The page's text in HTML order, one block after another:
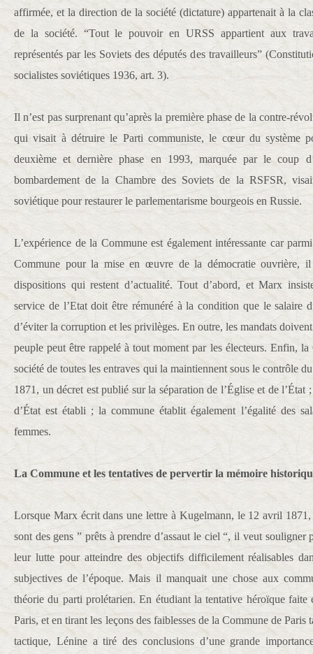
affirmée, et la direction de la société (dictature) appartenait à la
de la société. “Tout le pouvoir en URSS appartient aux
représentés par les Soviets des députés des travailleurs”
socialistes soviétiques 1936, art. 3).
Il n’est pas surprenant qu’après la première phase de la contre-
qui visait à détruire le Parti communiste, le cœur du système
deuxième et dernière phase en 1993, marquée par le coup
bombardement de la Chambre des Soviets de la RSFSR,
soviétique pour restaurer le parlementarisme bourgeois en Russie.
L’expérience de la Commune est également intéressante car
Commune pour la mise en œuvre de la démocratie ouvrière,
dispositions qui restent d’actualité. Tout d’abord, et Marx
service de l’Etat doit être rémunéré à la condition que le salaire
d’éviter la corruption et les privilèges. En outre, les mandats
peuple peut être rappelé à tout moment par les électeurs. Enfin,
société de toutes les entraves qui la maintiennent sous le contrôle
1871, un décret est publié sur la séparation de l’Église et de l’État
d’État est établi ; la commune établit également l’égalité des
femmes.
La Commune et les tentatives de pervertir la mémoire
Lorsque Marx écrit dans une lettre à Kugelmann, le 12 avril 1871,
sont des gens ” prêts à prendre d’assaut le ciel “, il veut souligner
leur lutte pour atteindre des objectifs difficilement réalisables
subjectives de l’époque. Mais il manquait une chose aux
théorie du parti prolétarien. En étudiant la tentative héroïque faite
Paris, et en tirant les leçons des faiblesses de la Commune de
tactique, Lénine a tiré des conclusions d’une grande